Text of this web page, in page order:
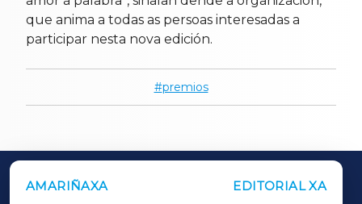
que anima a todas as persoas interesadas a
participar nesta nova edición.
premios
AMARIÑAXA EDITORIAL XA
OUTROS PERIÓDICOS